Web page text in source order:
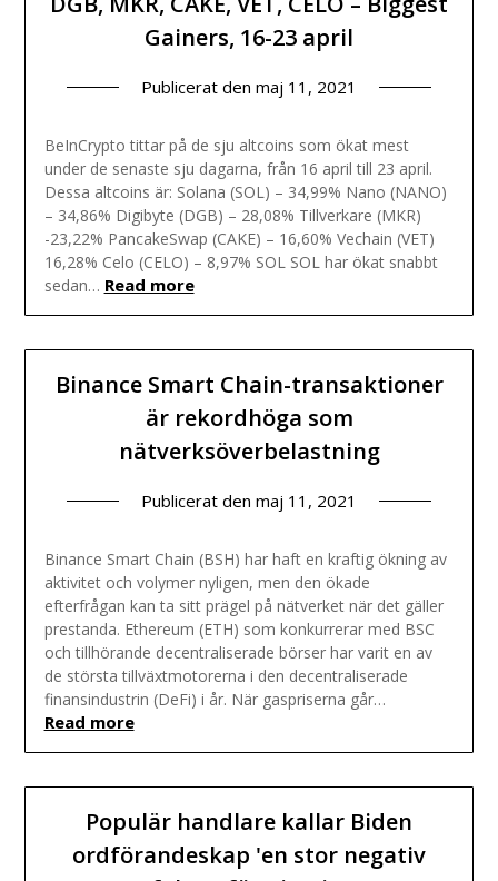
Gainers, 16-23 april
Publicerat den maj 11, 2021
BeInCrypto tittar på de sju altcoins som ökat mest
under de senaste sju dagarna, från 16 april till 23 april.
Dessa altcoins är: Solana (SOL) – 34,99% Nano (NANO)
– 34,86% Digibyte (DGB) – 28,08% Tillverkare (MKR)
-23,22% PancakeSwap (CAKE) – 16,60% Vechain (VET)
16,28% Celo (CELO) – 8,97% SOL SOL har ökat snabbt
sedan… Read more
Binance Smart Chain-transaktioner
är rekordhöga som
nätverksöverbelastning
Publicerat den maj 11, 2021
Binance Smart Chain (BSH) har haft en kraftig ökning av
aktivitet och volymer nyligen, men den ökade
efterfrågan kan ta sitt prägel på nätverket när det gäller
prestanda. Ethereum (ETH) som konkurrerar med BSC
och tillhörande decentraliserade börser har varit en av
de största tillväxtmotorerna i den decentraliserade
finansindustrin (DeFi) i år. När gaspriserna går…
Read more
Populär handlare kallar Biden
ordförandeskap 'en stor negativ